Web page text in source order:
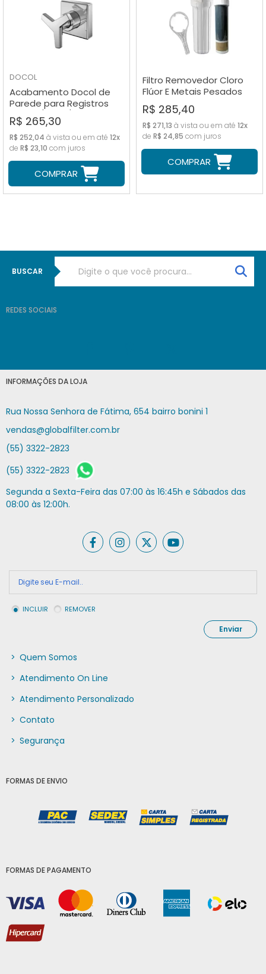
DOCOL
Acabamento Docol de
Parede para Registros
Con. 1.1/2 e 1.1/4
R$ 265,30
R$ 252,04 à vista ou em até 12x
de R$ 23,10 com juros
COMPRAR
Filtro Removedor Cloro
Flúor E Metais Pesados
Ducha Chuveiro
R$ 285,40
R$ 271,13 à vista ou em até 12x
de R$ 24,85 com juros
COMPRAR
BUSCAR
REDES SOCIAIS
INFORMAÇÕES DA LOJA
Rua Nossa Senhora de Fátima, 654 bairro bonini 1
vendas@globalfilter.com.br
(55) 3322-2823
(55) 3322-2823
Segunda a Sexta-Feira das 07:00 às 16:45h e Sábados das
08:00 às 12:00h.
INCLUIR REMOVER
Enviar
> Quem Somos
> Atendimento On Line
> Atendimento Personalizado
> Contato
> Segurança
FORMAS DE ENVIO
FORMAS DE PAGAMENTO